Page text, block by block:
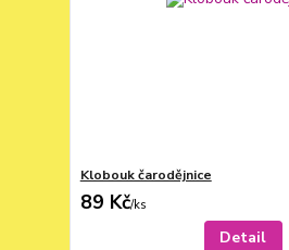
Klobouk čarodějnice
89 Kč/ks
Detail